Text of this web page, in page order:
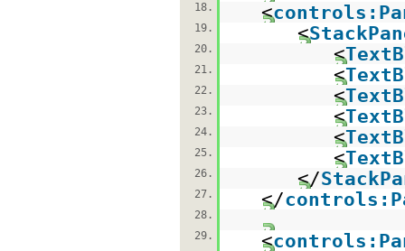
18.
<
19. <
20. <
21. <
22. <
23. <
24. <
25. <
26. </
27. </
28.
29.
<